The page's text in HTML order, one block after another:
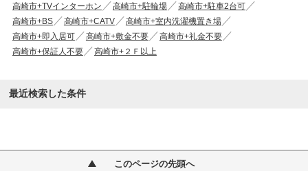
高崎市+TVインターホン
高崎市+駐輪場
高崎市+駐車2台可
高崎市+BS
高崎市+CATV
高崎市+室内洗濯機置き場
高崎市+即入居可
高崎市+敷金不要
高崎市+礼金不要
高崎市+保証人不要
高崎市+２Ｆ以上
最近検索した条件
このページの先頭へ